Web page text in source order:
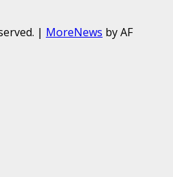
| MoreNews by AF